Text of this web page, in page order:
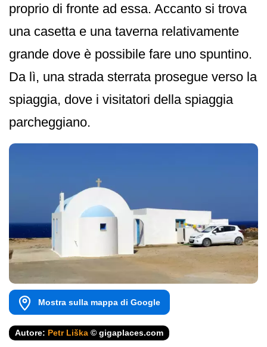
proprio di fronte ad essa. Accanto si trova
una casetta e una taverna relativamente
grande dove è possibile fare uno spuntino.
Da lì, una strada sterrata prosegue verso la
spiaggia, dove i visitatori della spiaggia
parcheggiano.
Mostra sulla mappa di Google
Autore: Petr Liška © gigaplaces.com